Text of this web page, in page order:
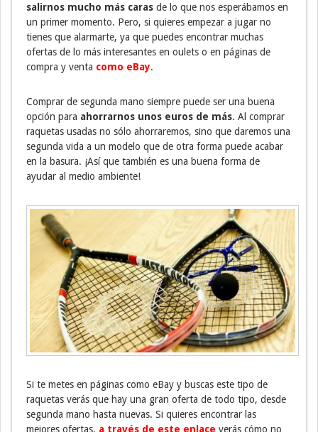
salirnos mucho más caras de lo que nos esperábamos en
un primer momento. Pero, si quieres empezar a jugar no
tienes que alarmarte, ya que puedes encontrar muchas
ofertas de lo más interesantes en oulets o en páginas de
compra y venta como eBay.
Comprar de segunda mano siempre puede ser una buena
opción para ahorrarnos unos euros de más. Al comprar
raquetas usadas no sólo ahorraremos, sino que daremos una
segunda vida a un modelo que de otra forma puede acabar
en la basura. ¡Así que también es una buena forma de
ayudar al medio ambiente!
Si te metes en páginas como eBay y buscas este tipo de
raquetas verás que hay una gran oferta de todo tipo, desde
segunda mano hasta nuevas. Si quieres encontrar las
mejores ofertas, a través de este enlace verás cómo no